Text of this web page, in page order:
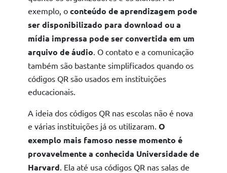
exemplo, o conteúdo de aprendizagem pode
ser disponibilizado para download ou a
mídia impressa pode ser convertida em um
arquivo de áudio . O contato e a comunicação
também são bastante simplificados quando os
códigos QR são usados em instituições
educacionais.
A ideia dos códigos QR nas escolas não é nova
e várias instituições já os utilizaram. O
exemplo mais famoso nesse momento é
provavelmente a conhecida Universidade de
Harvard . Ela até usa códigos QR nas salas de